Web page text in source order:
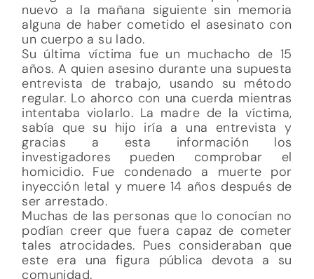
nuevo a la mañana siguiente sin memoria
alguna de haber cometido el asesinato con
un cuerpo a su lado.
Su última víctima fue un muchacho de 15
años. A quien asesino durante una supuesta
entrevista de trabajo, usando su método
regular. Lo ahorco con una cuerda mientras
intentaba violarlo. La madre de la víctima,
sabía que su hijo iría a una entrevista y
gracias a esta información los
investigadores pueden comprobar el
homicidio. Fue condenado a muerte por
inyección letal y muere 14 años después de
ser arrestado.
Muchas de las personas que lo conocían no
podían creer que fuera capaz de cometer
tales atrocidades. Pues consideraban que
este era una figura pública devota a su
comunidad.